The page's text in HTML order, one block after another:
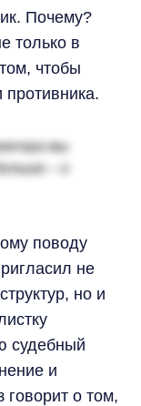
Почему?
только в
чтобы
противника.
поводу
не
но и
судебный
и
о том,